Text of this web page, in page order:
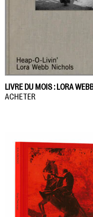
LIVRE DU MOIS : LORA
ACHETER